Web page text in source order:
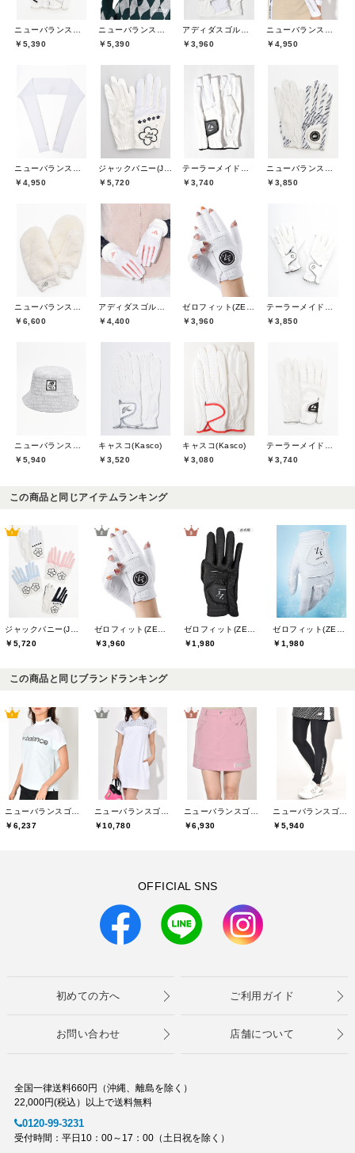
ニューバランスゴルフ(New Balance Golf)
￥5,390
ニューバランスゴルフ(New Balance Golf)
￥5,390
アディダスゴルフ(adidas golf)
￥3,960
ニューバランスゴルフ(New Balance Golf)
￥4,950
ニューバランスゴルフ(New Balance Golf)
￥4,950
ジャックバニー(Jack Bunny)
￥5,720
テーラーメイドゴルフ(TaylorMade Golf)
￥3,740
ニューバランスゴルフ(New Balance Golf)
￥3,850
ニューバランスゴルフ(New Balance Golf)
￥6,600
アディダスゴルフ(adidas golf)
￥4,400
ゼロフィット(ZEROFIT)
￥3,960
テーラーメイドゴルフ(TaylorMade Golf)
￥3,850
ニューバランスゴルフ(New Balance Golf)
￥5,940
キャスコ(Kasco)
￥3,520
キャスコ(Kasco)
￥3,080
テーラーメイドゴルフ(TaylorMade Golf)
￥3,740
この商品と同じアイテムランキング
￥5,720
￥3,960
￥1,980
￥1,980
この商品と同じブランドランキング
￥6,237
￥10,780
￥6,930
￥5,940
OFFICIAL SNS
初めての方へ ご利用ガイド
お問い合わせ 店舗について
全国一律送料660円（沖縄、離島を除く）
22,000円(税込）以上で送料無料
0120-99-3231
受付時間：平日10：00～17：00（土日祝を除く）